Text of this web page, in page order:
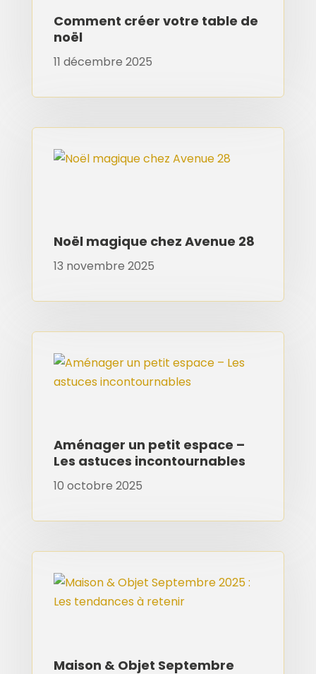
Comment créer votre table de
noël
11 décembre 2025
Noël magique chez Avenue 28
13 novembre 2025
Aménager un petit espace –
Les astuces incontournables
10 octobre 2025
Maison & Objet Septembre